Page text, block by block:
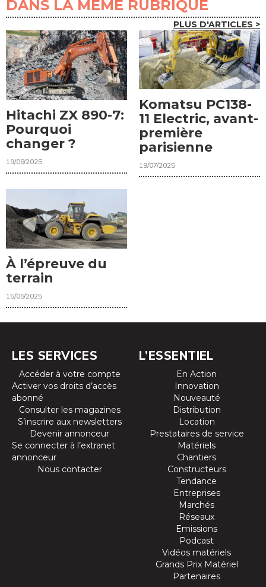
DANS LA MÊME RUBRIQUE
PLUS D'ARTICLES >
Hitachi ZX 890-7:
Pourquoi
changer ?
19/08/2025
Komatsu PC138-
11 Electric, avant-
première
parisienne
19/07/2025
À l’épreuve du
terrain
15/05/2025
LES SERVICES
Accéder à votre compte
Activer vos droits d’accès
abonné
Consulter les magazines
S’inscrire aux newsletters
Devenir annonceur
Se connecter à l’extranet
annonceur
Nous contacter
L’ESSENTIEL
En Action
Innovation
Nouveauté
Distribution
Location
Prestataires de service
Matériels
Chantiers
Constructeurs
Tendance
Entreprises
Marchés
Réseaux
Emissions
Podcast
Vidéos matériels
Grands Prix Matériel
Partenaires